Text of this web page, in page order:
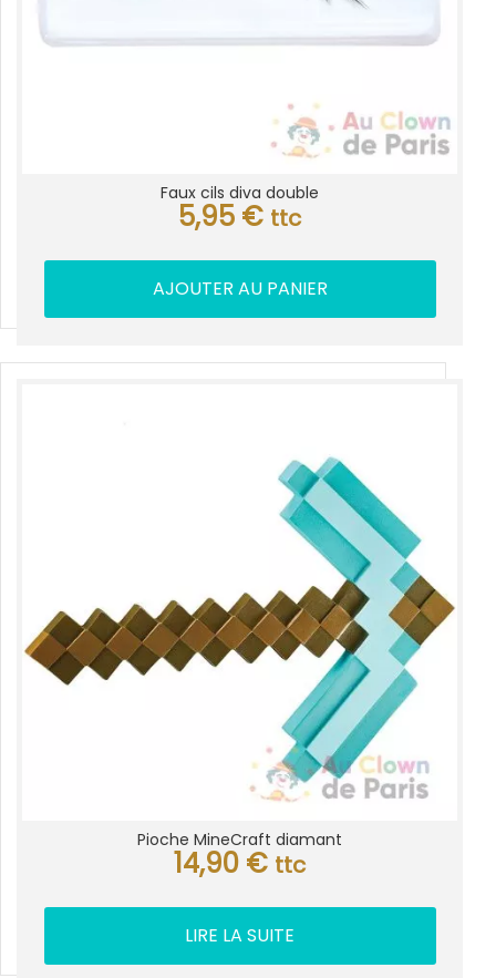
Faux cils diva double
5,95 € ttc
AJOUTER AU PANIER
Pioche MineCraft diamant
14,90 € ttc
LIRE LA SUITE